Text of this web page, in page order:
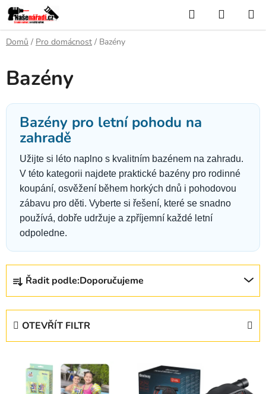
Přejít
na
obsah
Hledat
KOŠÍK
Domů / Pro domácnost / Bazény
Bazény
Bazény pro letní pohodu na
zahradě
Užijte si léto naplno s kvalitním bazénem na zahradu.
V této kategorii najdete praktické bazény pro rodinné
koupání, osvěžení během horkých dnů i pohodovou
zábavu pro děti. Vyberte si řešení, které se snadno
používá, dobře udržuje a zpříjemní každé letní
odpoledne.
Ř
z
Řadit podle:Doporučujeme
OTEVŘÍT FILTR